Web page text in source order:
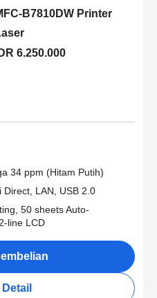
B7810DW Printer
IDR 6.250.000
34 ppm (Hitam Putih)
Direct, LAN, USB 2.0
50 sheets Auto-
line LCD